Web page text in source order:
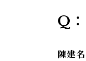
Q
陳建名